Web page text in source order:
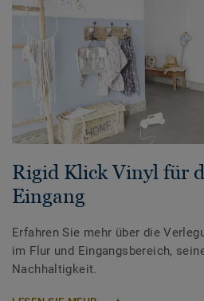
Rigid Klick Vinyl für
Eingang
Erfahren Sie mehr über die
im Flur und Eingangsbereich,
Nachhaltigkeit.